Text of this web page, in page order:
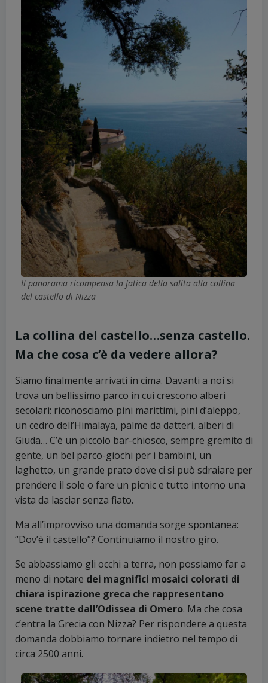
Il panorama ricompensa la fatica della salita alla collina
del castello di Nizza
La collina del castello…senza castello.
Ma che cosa c’è da vedere allora?
Siamo finalmente arrivati in cima. Davanti a noi si
trova un bellissimo parco in cui crescono alberi
secolari: riconosciamo pini marittimi, pini d’aleppo,
un cedro dell’Himalaya, palme da datteri, alberi di
Giuda… C’è un piccolo bar-chiosco, sempre gremito di
gente, un bel parco-giochi per i bambini, un
laghetto, un grande prato dove ci si può sdraiare per
prendere il sole o fare un picnic e tutto intorno una
vista da lasciar senza fiato.
Ma all’improvviso una domanda sorge spontanea:
“Dov’è il castello”? Continuiamo il nostro giro.
Se abbassiamo gli occhi a terra, non possiamo far a
meno di notare dei magnifici mosaici colorati di
chiara ispirazione greca che rappresentano
scene tratte dall’Odissea di Omero. Ma che cosa
c’entra la Grecia con Nizza? Per rispondere a questa
domanda dobbiamo tornare indietro nel tempo di
circa 2500 anni.